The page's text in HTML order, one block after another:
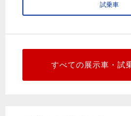
試乗車
すべての展示車・試